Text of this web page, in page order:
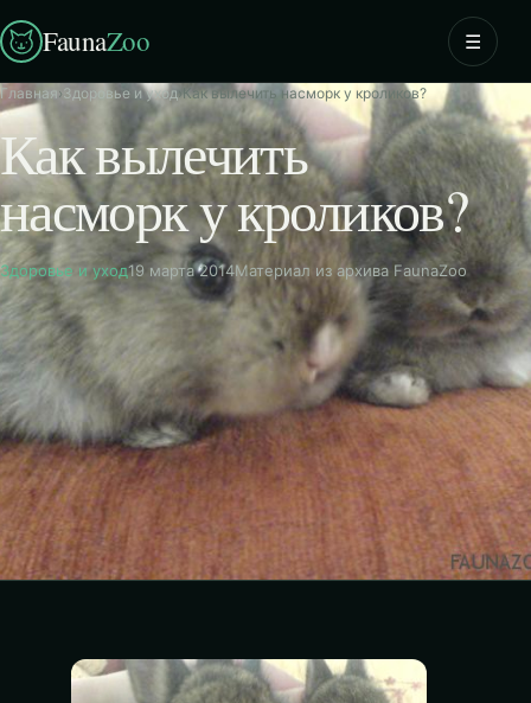
FaunaZoo ☰
Главная›Здоровье и уход›Как вылечить насморк у кроликов?
Как вылечить
насморк у кроликов?
Здоровье и уход19 марта 2014Материал из архива FaunaZoo